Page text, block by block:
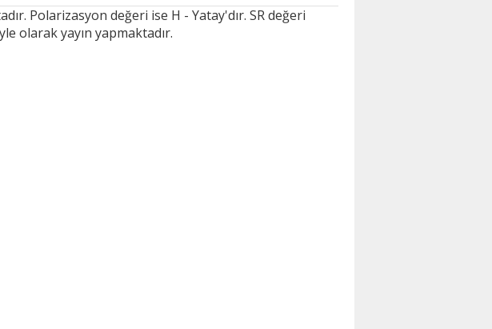
Polarizasyon değeri ise H - Yatay'dır. SR değeri
olarak yayın yapmaktadır.